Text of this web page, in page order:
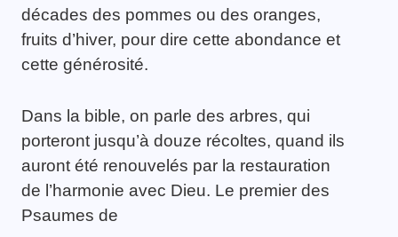
décades des pommes ou des oranges,
fruits d’hiver, pour dire cette abondance et
cette générosité.
Dans la bible, on parle des arbres, qui
porteront jusqu’à douze récoltes, quand ils
auront été renouvelés par la restauration
de l’harmonie avec Dieu. Le premier des
Psaumes de